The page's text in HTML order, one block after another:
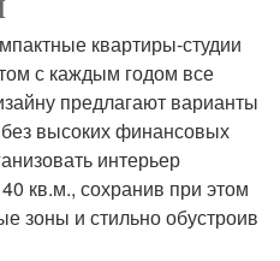
Схема для небольшой
квартиры
Интерьер в квартире
квартиры-студии
с каждым годом все
предлагают варианты
без высоких финансовых
интерьер
кв.м., сохранив при этом
зоны и стильно обустроив